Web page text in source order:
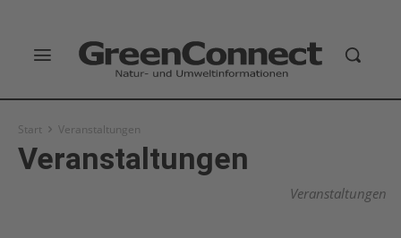
Start Veranstaltungen
Veranstaltungen
Veranstaltungen